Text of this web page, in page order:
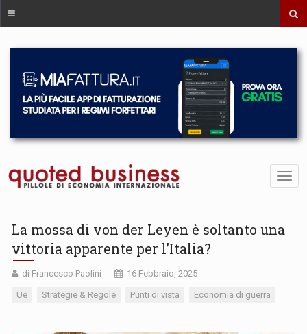
La mossa di von der Leyen è soltanto una
vittoria apparente per l’Italia?
di Francesco Paolini 16 Febbraio, 2025
Ue Strategie & Regole Punti di vista Economia di guerra